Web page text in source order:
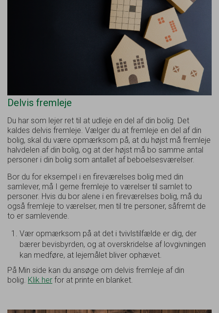
Delvis fremleje
Du har som lejer ret til at udleje en del af din bolig. Det
kaldes delvis fremleje. Vælger du at fremleje en del af din
bolig, skal du være opmærksom på, at du højst må fremleje
halvdelen af din bolig, og at der højst må bo samme antal
personer i din bolig som antallet af beboelsesværelser.
Bor du for eksempel i en fireværelses bolig med din
samlever, må I gerne fremleje to værelser til samlet to
personer. Hvis du bor alene i en fireværelses bolig, må du
også fremleje to værelser, men til tre personer, såfremt de
to er samlevende.
Vær opmærksom på at det i tvivlstilfælde er dig, der
bærer bevisbyrden, og at overskridelse af lovgivningen
kan medføre, at lejemålet bliver ophævet.
På Min side kan du ansøge om delvis fremleje af din
bolig. Klik her for at printe en blanket.